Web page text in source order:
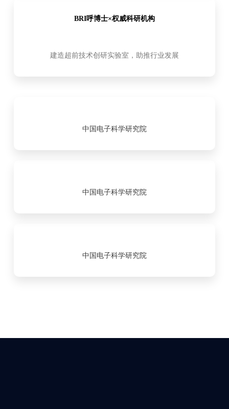
BRI呼博士×权威科研机构
建造超前技术创研实验室，助推行业发展
中国电子科学研究院
中国电子科学研究院
中国电子科学研究院